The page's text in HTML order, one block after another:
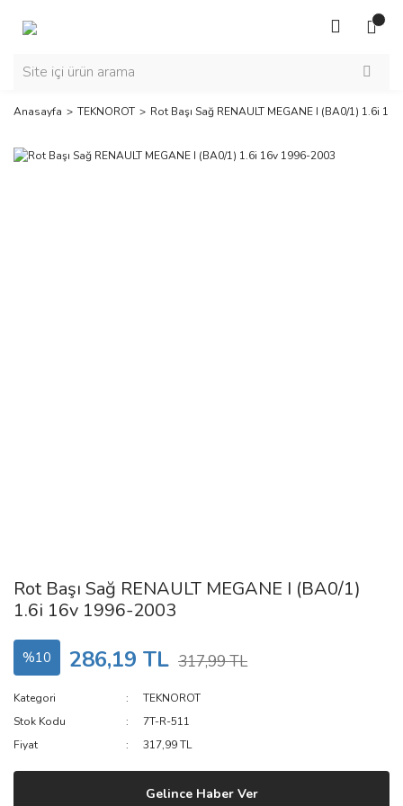
Anasayfa TEKNOROT Rot Başı Sağ RENAULT MEGANE I (BA0/1) 1.6i
Rot Başı Sağ RENAULT MEGANE I (BA0/1)
1.6i 16v 1996-2003
%10 286,19 TL 317,99 TL
Kategori
TEKNOROT
Stok Kodu
7T-R-511
Fiyat
317,99 TL
Gelince Haber Ver